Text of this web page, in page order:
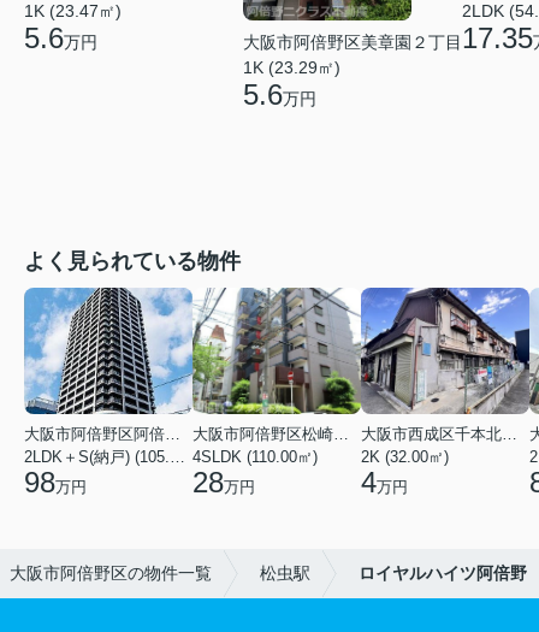
1K (23.47㎡)
5.6万円
大阪市阿倍野区美章園２丁目
1K (23.29㎡)
5.6万円
2LDK
17.35
よく見られている物件
98万円
4SLDK (110.00㎡)
28万円
2K (32.00㎡)
4万円
大阪市阿倍野区の物件一覧 松虫駅 ロイヤルハイツ阿倍野